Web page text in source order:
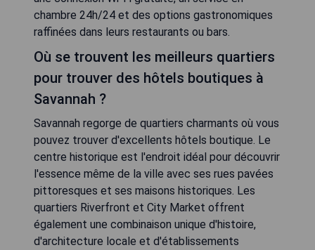
chambre 24h/24 et des options gastronomiques
raffinées dans leurs restaurants ou bars.
Où se trouvent les meilleurs quartiers
pour trouver des hôtels boutiques à
Savannah ?
Savannah regorge de quartiers charmants où vous
pouvez trouver d'excellents hôtels boutique. Le
centre historique est l'endroit idéal pour découvrir
l'essence même de la ville avec ses rues pavées
pittoresques et ses maisons historiques. Les
quartiers Riverfront et City Market offrent
également une combinaison unique d'histoire,
d'architecture locale et d'établissements